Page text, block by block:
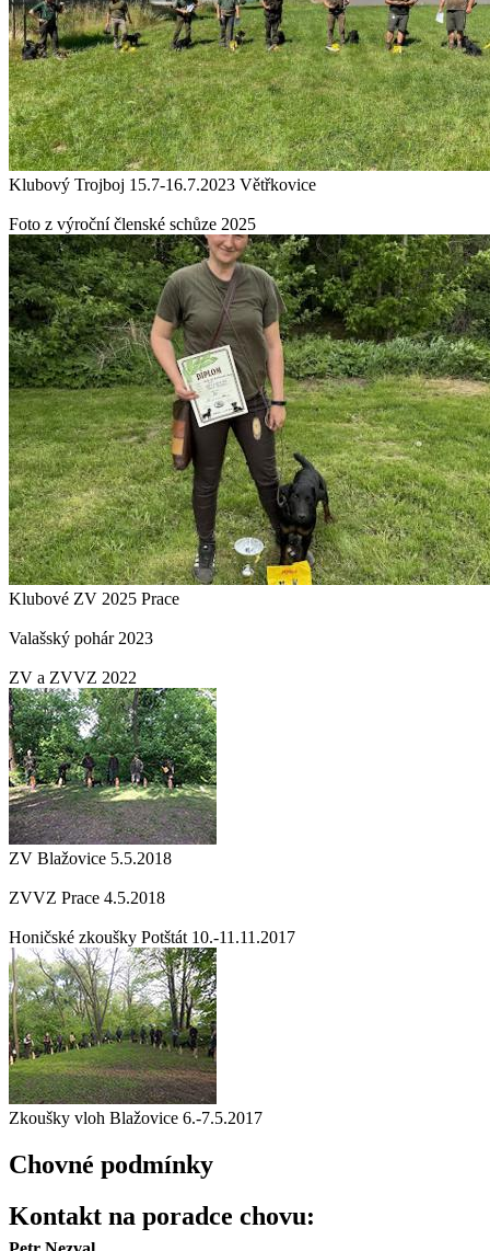
Klubový Trojboj 15.7-16.7.2023 Větřkovice
Foto z výroční členské schůze 2025
Klubové ZV 2025 Prace
Valašský pohár 2023
ZV a ZVVZ 2022
ZV Blažovice 5.5.2018
ZVVZ Prace 4.5.2018
Honičské zkoušky Potštát 10.-11.11.2017
Zkoušky vloh Blažovice 6.-7.5.2017
Chovné podmínky
Kontakt na poradce chovu: